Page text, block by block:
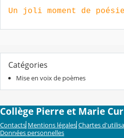
Un joli moment de poésie
Catégories
Mise en voix de poèmes
Collège Pierre et Marie
Contacts Mentions légales Chartes
Données personnelles